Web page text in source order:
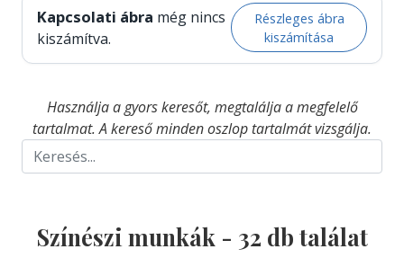
Kapcsolati ábra még nincs
kiszámítva.
Részleges ábra
kiszámítása
Használja a gyors keresőt, megtalálja a megfelelő
tartalmat. A kereső minden oszlop tartalmát vizsgálja.
Színészi munkák - 32 db találat